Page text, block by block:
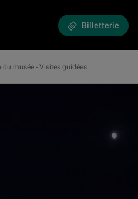
Billetterie
musée - Visites guidées